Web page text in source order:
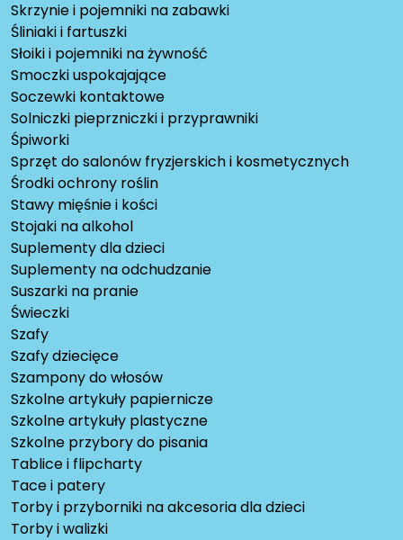
Skrzynie i pojemniki na zabawki
Śliniaki i fartuszki
Słoiki i pojemniki na żywność
Smoczki uspokajające
Soczewki kontaktowe
Solniczki pieprzniczki i przyprawniki
Śpiworki
Sprzęt do salonów fryzjerskich i kosmetycznych
Środki ochrony roślin
Stawy mięśnie i kości
Stojaki na alkohol
Suplementy dla dzieci
Suplementy na odchudzanie
Suszarki na pranie
Świeczki
Szafy
Szafy dziecięce
Szampony do włosów
Szkolne artykuły papiernicze
Szkolne artykuły plastyczne
Szkolne przybory do pisania
Tablice i flipcharty
Tace i patery
Torby i przyborniki na akcesoria dla dzieci
Torby i walizki